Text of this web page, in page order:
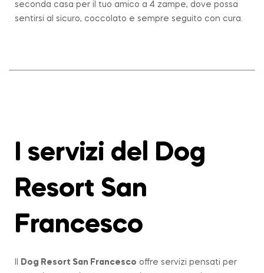
seconda casa per il tuo amico a 4 zampe, dove possa
sentirsi al sicuro, coccolato e sempre seguito con cura.
I servizi del Dog
Resort San
Francesco
Dog Resort San Francesco offre servizi pensati per